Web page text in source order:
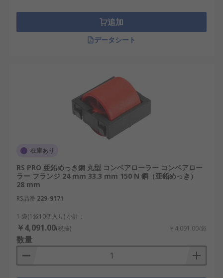
追加
データシート
在庫あり
RS PRO 亜鉛めっき鋼 丸型 コンベアローラー コンベアロー
ラー フランジ 24 mm 33.3 mm 150 N 鋼（亜鉛めっき）
28 mm
RS品番 229-9171
1 袋(1袋10個入り) 小計：
￥4,091.00(税抜) ￥4,091.00/袋
数量